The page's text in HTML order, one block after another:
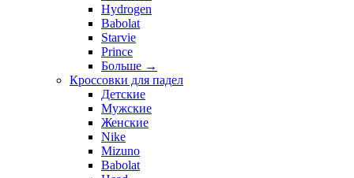
Hydrogen
Babolat
Starvie
Prince
Больше →
Кроссовки для падел
Детские
Мужские
Женские
Nike
Mizuno
Babolat